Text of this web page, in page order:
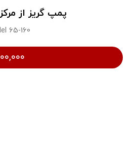
پمپ گریز از مرکز
65-160